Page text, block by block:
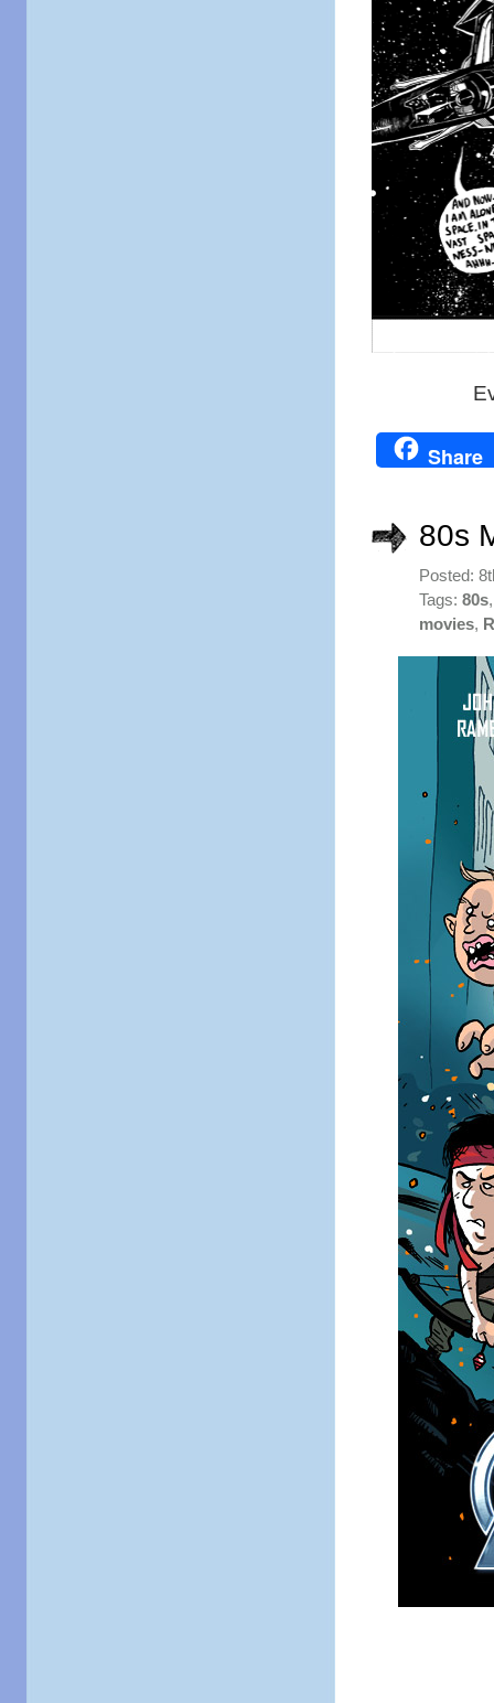
Share
80s
Posted:
Tags: 80s
movies,